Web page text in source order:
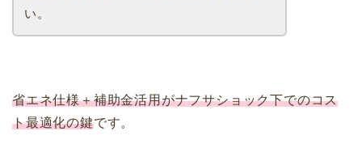
い。
省エネ仕様＋補助金活用がナフサショック下でのコス
ト最適化の鍵です。